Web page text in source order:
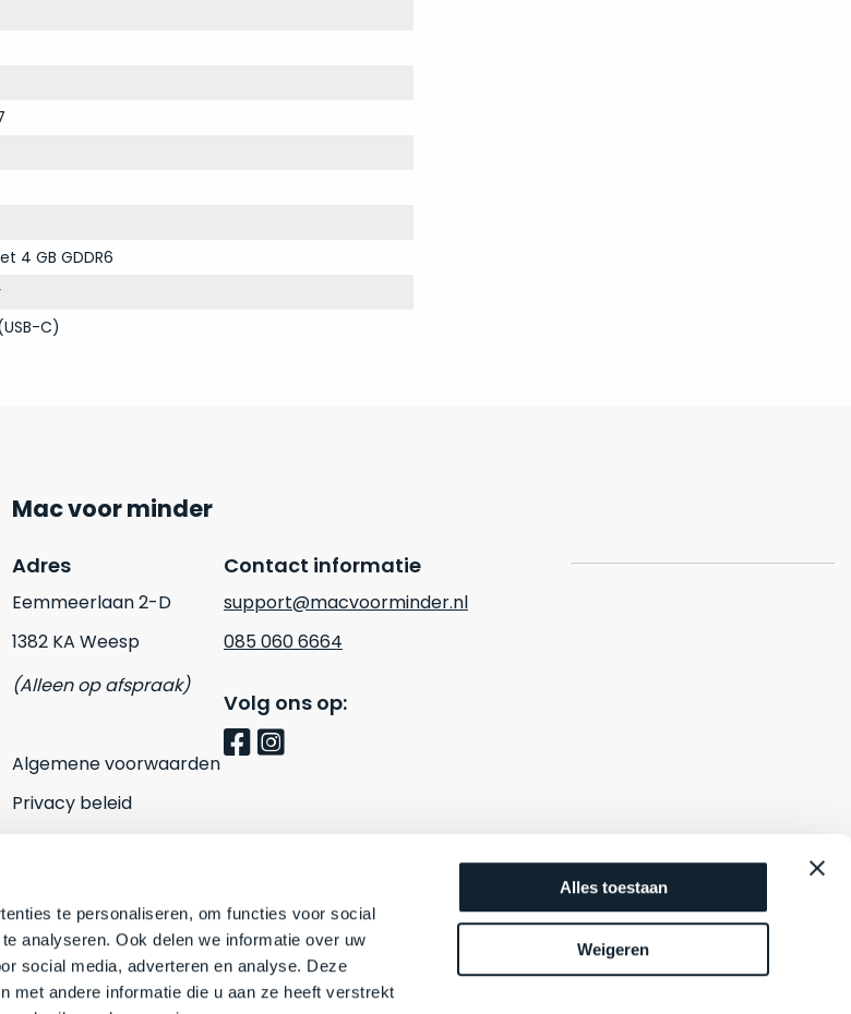
te personaliseren, om functies voor social
analyseren. Ook delen we informatie over uw
social media, adverteren en analyse. Deze
met andere informatie die u aan ze heeft verstrekt
Alles toestaan
Weigeren
4 GB GDDR6
C)
Mac voor minder
Adres
Eemmeerlaan 2-D
1382 KA Weesp
(Alleen op afspraak)
Algemene voorwaarden
Privacy beleid
Contact informatie
support@macvoorminder.nl
085 060 6664
Volg ons op: